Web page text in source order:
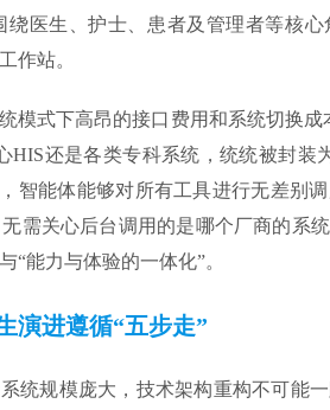
医生、护士、患者及管理者等核
作站。
模式下高昂的接口费用和系统切换
HIS还是各类专科系统，统统被封装
，智能体能够对所有工具进行无差别
需关心后台调用的是哪个厂商的系
“能力与体验的一体化”。
演进遵循“五步走”
统规模庞大，技术架构重构不可能